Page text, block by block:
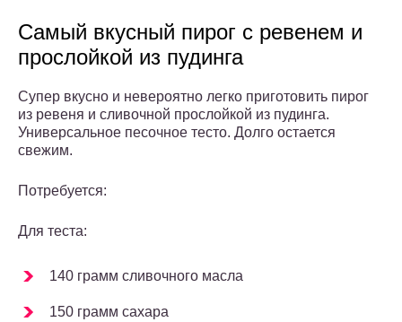
Самый вкусный пирог с ревенем и
прослойкой из пудинга
Супер вкусно и невероятно легко приготовить пирог
из ревеня и сливочной прослойкой из пудинга.
Универсальное песочное тесто. Долго остается
свежим.
Потребуется:
Для теста:
140 грамм сливочного масла
150 грамм сахара